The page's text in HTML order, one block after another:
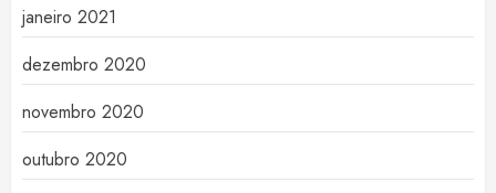
janeiro 2021
dezembro 2020
novembro 2020
outubro 2020